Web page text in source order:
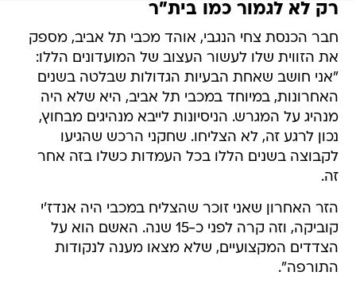
רק לא לגמור כמו בית"ר
חבר הכנסת צחי הנגבי, אוהד מכבי תל אביב, מספק
את הזווית שלו לעשור העצוב של המועדונים הללו:
"אני חושב שאחת הבעיות הגדולות שבלטה בשנים
האחרונות, במיוחד במכבי תל אביב, היא שלא היה
מנהיג על המגרש. הניסיונות לייבא מנהיגים מבחוץ,
נכון לרגע זה, לא הצליחו. שחקני הרכש שהגיעו
לקבוצה בשנים הללו בכל העמדות כשלו בזה אחר
זה.
הזר האחרון שאני זוכר שהצליח במכבי היה אנדז'י
קוביקה, וזה קרה לפני כ-15 שנה. האשם הוא על
הצדדים המקצועיים, שלא מצאו מענה לנקודות
התורפה".